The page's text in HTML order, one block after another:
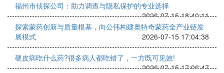
福州市侦探公司：助力调查与隐私保护的专业选择
2026-07-15 18:40:11
探索蒙药创新与质量根基，向公伟构建奥特奇蒙药全产业链发
展模式
2026-07-15 17:04:38
硬皮病吃什么药?很多病人都吃错了，一方既可见效!
2026-07-15 17:06:47